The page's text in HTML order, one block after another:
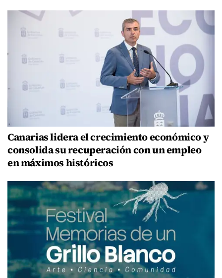
Canarias lidera el crecimiento económico y
consolida su recuperación con un empleo
en máximos históricos